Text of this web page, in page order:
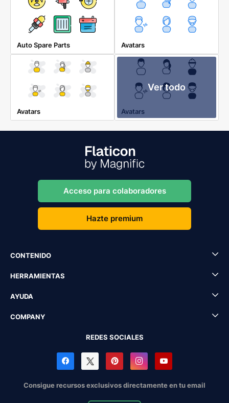
Auto Spare Parts Avatars
Avatars
Ver todo
Avatars
Acceso para colaboradores
Hazte premium
CONTENIDO
HERRAMIENTAS
AYUDA
COMPANY
REDES SOCIALES
Consigue recursos exclusivos directamente en tu email